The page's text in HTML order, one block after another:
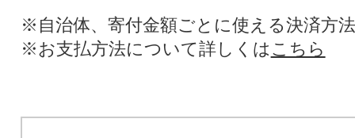
※自治体、寄付金額ごとに使える決済方
※お支払方法について詳しくは こちら